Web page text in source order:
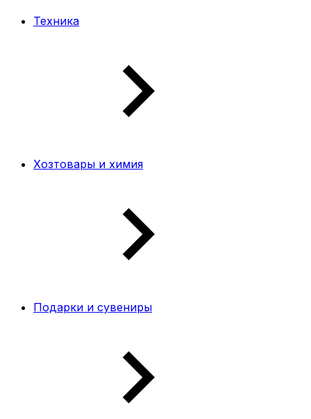
Техника
Хозтовары и химия
Подарки и сувениры